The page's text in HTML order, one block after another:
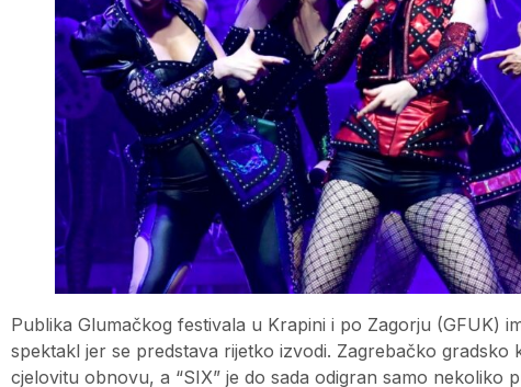
Publika Glumačkog festivala u Krapini i po Zagorju (GFUK)
spektakl jer se predstava rijetko izvodi. Zagrebačko
cjelovitu obnovu, a “SIX” je do sada odigran samo nekoliko